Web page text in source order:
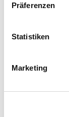
Präferenzen
Statistiken
Marketing
3.
An deinen